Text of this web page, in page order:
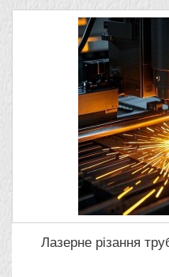
Лазерне різання